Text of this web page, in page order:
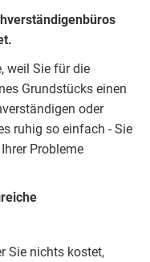
weil Sie für die
Grundstücks einen
oder
ruhig so einfach - Sie
Probleme
Sie nichts kostet,